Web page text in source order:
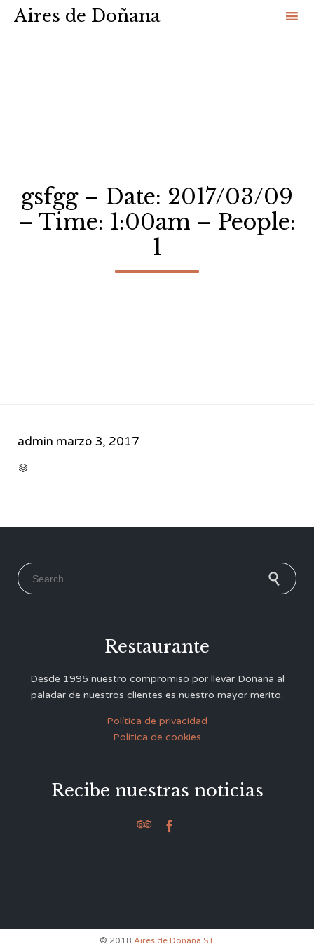
Aires de Doñana
gsfgg – Date: 2017/03/09
– Time: 1:00am – People:
1
admin marzo 3, 2017

Search for:
Restaurante
Desde 1995 nuestro compromiso por llevar Doñana al
paladar de nuestros clientes es nuestro mayor merito.
Política de privacidad
Política de cookies
Recibe nuestras noticias
 
© 2018 Aires de Doñana S.L